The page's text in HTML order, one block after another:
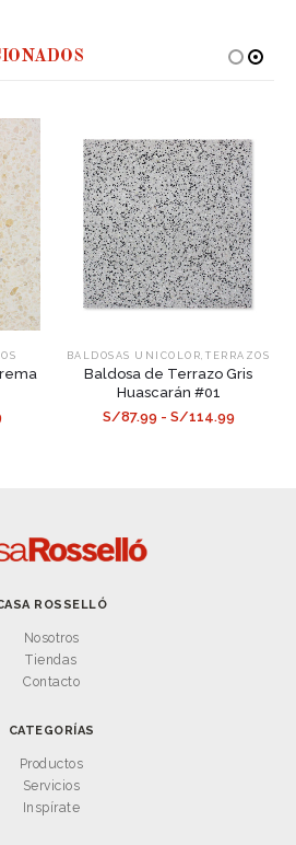
BALDOSAS UNICOLOR ,TERRAZOS
Baldosa de Terrazo Gris
Huascarán #01
S/87.99 - S/114.99
ROSSELLÓ
Nosotros
Tiendas
Contacto
CATEGORÍAS
Productos
Servicios
Inspírate